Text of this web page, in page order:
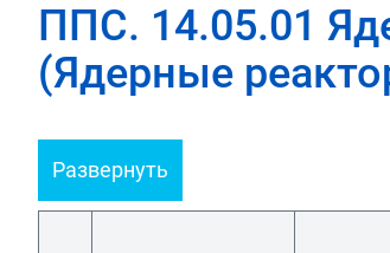
ППС. 14.05.01
(Ядерные
Развернуть